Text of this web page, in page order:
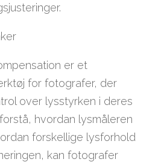
er et
for fotografer, der
over lysstyrken i deres
hvordan lysmåleren
forskellige lysforhold
kan fotografer